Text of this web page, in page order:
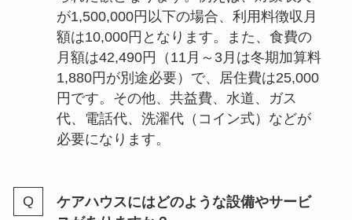
が1,500,000円以下の場合、利用料徴収月
額は10,000円となります。また、食費の
月額は42,490円（11月～3月は冬期加算料
1,880円が別途必要）で、居住費は25,000
円です。その他、共益費、水道、ガス
代、電話代、洗濯代（コイン式）などが
必要になります。
ケアハウスにはどのような設備やサービ